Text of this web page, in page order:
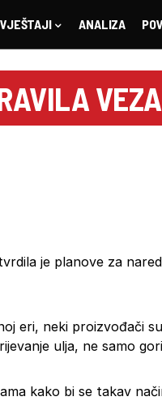
ANALIZA
je planove za
eri, neki proizvođači
ulja, ne samo
kako bi se takav